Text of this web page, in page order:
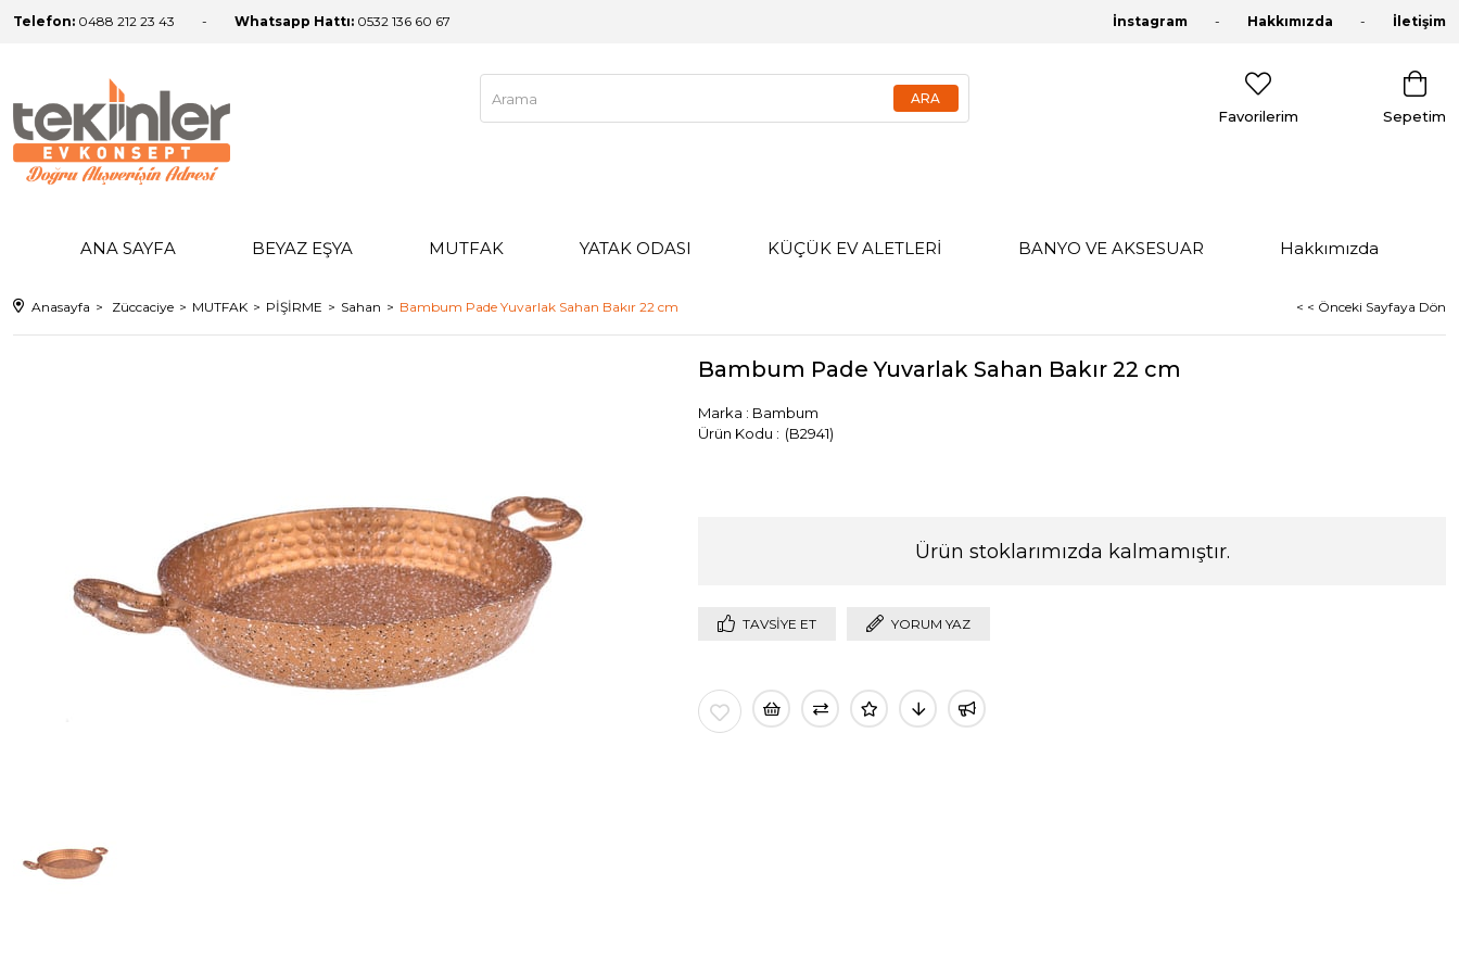
Telefon: 0488 212 23 43 Whatsapp Hattı: 0532 136 60 67 İnstagram Hakkımızda İletişim
Sepetim
Favorilerim
ANA SAYFA BEYAZ EŞYA MUTFAK YATAK ODASI KÜÇÜK EV ALETLERİ BANYO VE AKSESUAR Hakkımızda
Anasayfa Züccaciye MUTFAK PİŞİRME Sahan Bambum Pade Yuvarlak Sahan Bakır 22 cm < < Önceki Sayfaya Dön
Bambum Pade Yuvarlak Sahan Bakır 22 cm
Marka : Bambum
(B2941)
Ürün stoklarımızda kalmamıştır.
TAVSIYE ET YORUM YAZ